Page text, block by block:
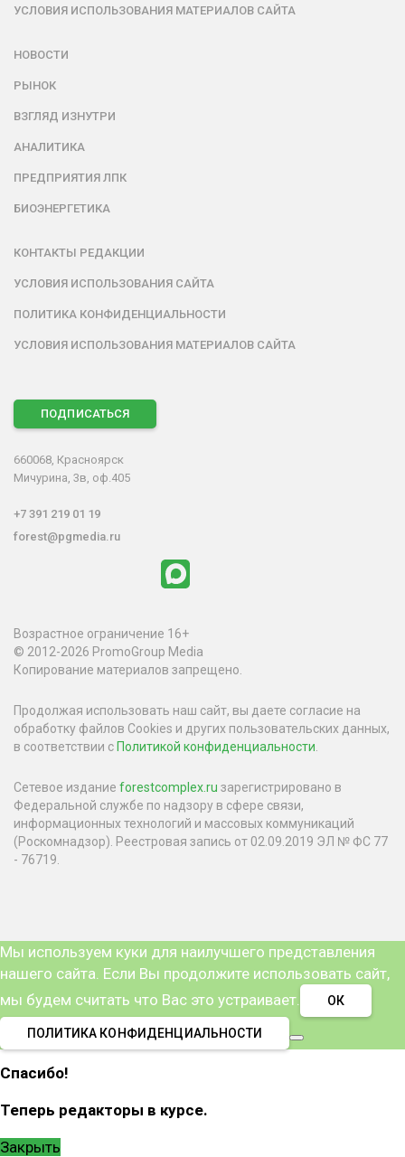
УСЛОВИЯ ИСПОЛЬЗОВАНИЯ МАТЕРИАЛОВ САЙТА
НОВОСТИ
РЫНОК
ВЗГЛЯД ИЗНУТРИ
АНАЛИТИКА
ПРЕДПРИЯТИЯ ЛПК
БИОЭНЕРГЕТИКА
КОНТАКТЫ РЕДАКЦИИ
УСЛОВИЯ ИСПОЛЬЗОВАНИЯ САЙТА
ПОЛИТИКА КОНФИДЕНЦИАЛЬНОСТИ
УСЛОВИЯ ИСПОЛЬЗОВАНИЯ МАТЕРИАЛОВ САЙТА
ПОДПИСАТЬСЯ
660068, Красноярск
Мичурина, 3в, оф.405
+7 391 219 01 19
forest@pgmedia.ru
Возрастное ограничение 16+
© 2012-2026 PromoGroup Media
Копирование материалов запрещено.
Продолжая использовать наш сайт, вы даете согласие на
обработку файлов Cookies и других пользовательских данных,
в соответствии сПолитикой конфиденциальности
Сетевое издание forestcomplex.ru зарегистрировано в
Федеральной службе по надзору в сфере связи,
информационных технологий и массовых коммуникаций
(Роскомнадзор). Реестровая запись от 02.09.2019 ЭЛ № ФС 77
- 76719.
Мы используем куки для наилучшего представления
нашего сайта. Если Вы продолжите использовать сайт,
мы будем считать что Вас это устраивает.
ОК
ПОЛИТИКА КОНФИДЕНЦИАЛЬНОСТИ
Спасибо!
Теперь редакторы в курсе.
Закрыть